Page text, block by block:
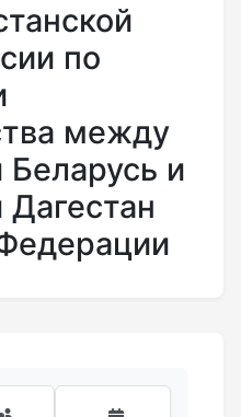
по
между
Беларусь и
Дагестан